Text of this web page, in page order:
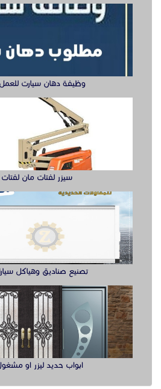
وظيفة دهان سيارت
سيزر لفتات مان لفتات
تصنيع صناديق وهياكل
ابواب حديد ليزر او